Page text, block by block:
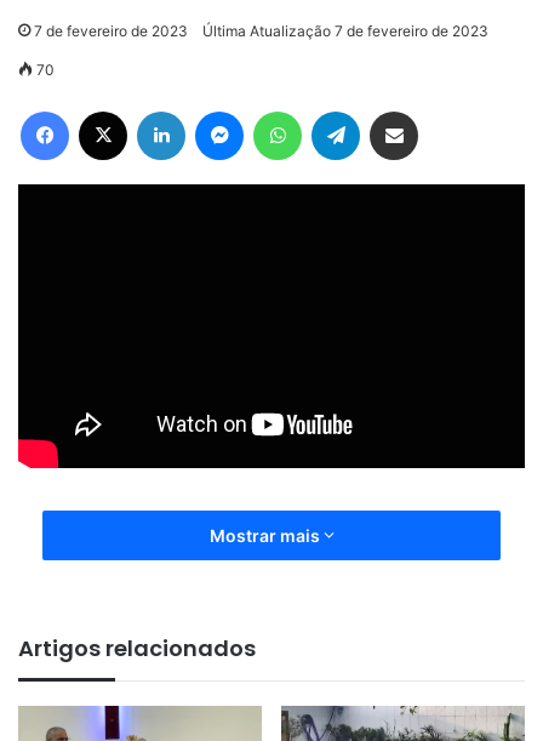
7 de fevereiro de 2023 Última Atualização 7 de fevereiro de 2023
70
Mostrar mais
Artigos relacionados